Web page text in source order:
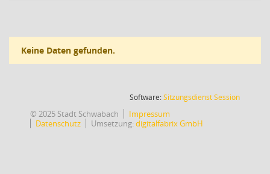
Keine Daten gefunden.
Software:SitzungsdienstSession(Wird in
© 2025 Stadt Schwabach
Impressum
Datenschutz
Umsetzung:digitalfabrix GmbH